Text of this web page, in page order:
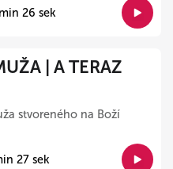
26 sek
| A TERAZ
stvoreného na Boží
27 sek